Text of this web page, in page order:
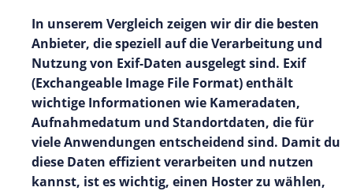
In unserem Vergleich zeigen wir dir die besten
Anbieter, die speziell auf die Verarbeitung und
Nutzung von Exif-Daten ausgelegt sind. Exif
(Exchangeable Image File Format) enthält
wichtige Informationen wie Kameradaten,
Aufnahmedatum und Standortdaten, die für
viele Anwendungen entscheidend sind. Damit du
diese Daten effizient verarbeiten und nutzen
kannst, ist es wichtig, einen Hoster zu wählen,